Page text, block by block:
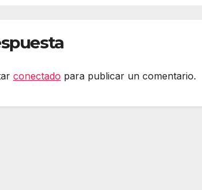
conectado para publicar un comentario.